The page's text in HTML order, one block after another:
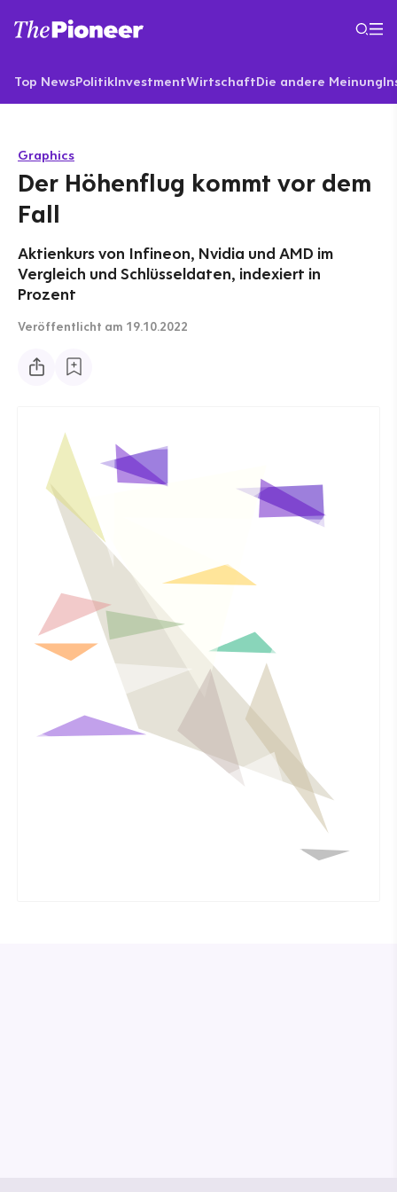
Top NewsPolitikInvestmentWirtschaftDie andere Meinung
Graphics
Der Höhenflug kommt vor dem
Fall
Aktienkurs von Infineon, Nvidia und AMD im
Vergleich und Schlüsseldaten, indexiert in
Prozent
Veröffentlicht am 19.10.2022